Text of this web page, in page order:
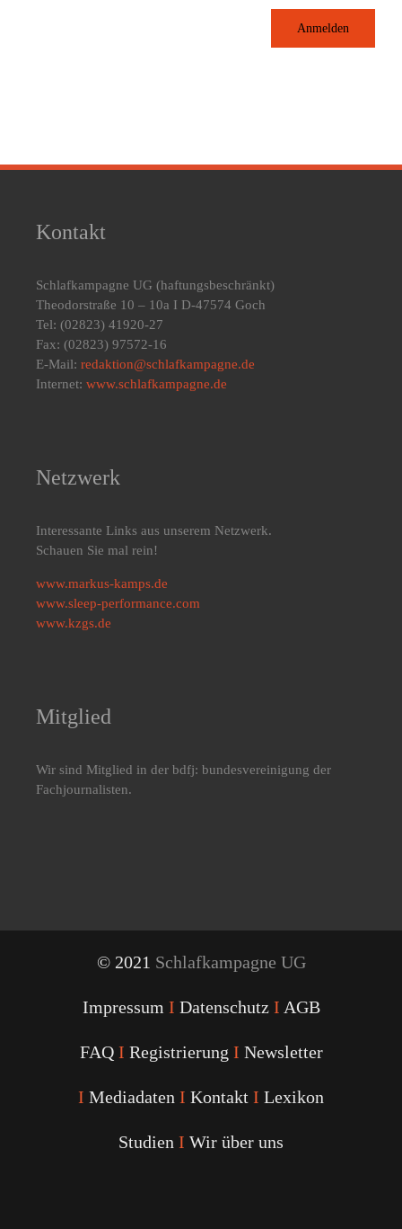
Anmelden
Kontakt
Schlafkampagne UG (haftungsbeschränkt)
Theodorstraße 10 – 10a I D-47574 Goch
Tel: (02823) 41920-27
Fax: (02823) 97572-16
E-Mail: redaktion@schlafkampagne.de
Internet: www.schlafkampagne.de
Netzwerk
Interessante Links aus unserem Netzwerk.
Schauen Sie mal rein!
www.markus-kamps.de
www.sleep-performance.com
www.kzgs.de
Mitglied
Wir sind Mitglied in der bdfj: bundesvereinigung der
Fachjournalisten.
© 2021 Schlafkampagne UG
Impressum I Datenschutz I AGB
FAQ I Registrierung I Newsletter
I Mediadaten I Kontakt I Lexikon
Studien I Wir über uns